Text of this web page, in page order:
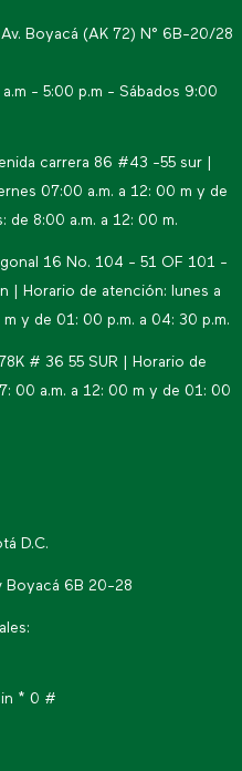
Boyacá (AK 72) N° 6B-20/28
- 5:00 p.m - Sábados 9:00
carrera 86 #43 -55 sur |
07:00 a.m. a 12: 00 m y de
de 8:00 a.m. a 12: 00 m.
16 No. 104 - 51 OF 101 -
| Horario de atención: lunes a
y de 01: 00 p.m. a 04: 30 p.m.
# 36 55 SUR | Horario de
00 a.m. a 12: 00 m y de 01: 00
D.C.
Boyacá 6B 20-28
* 0 #